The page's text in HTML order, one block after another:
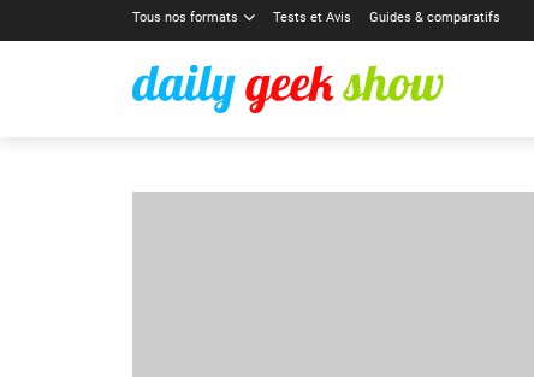
Tous nos formats Tests et Avis Guides & comparatifs